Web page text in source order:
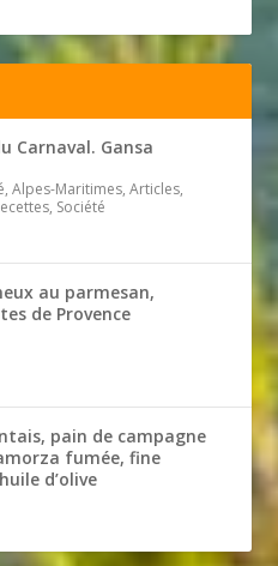
Carnaval. Gansa
Alpes-Maritimes, Articles,
Société
au parmesan,
de Provence
pain de campagne
fumée, fine
d’olive